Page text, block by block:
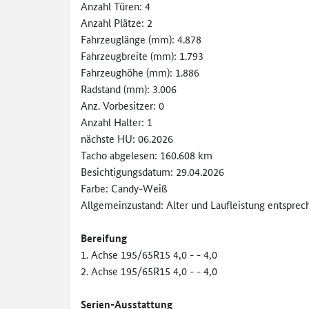
Anzahl Türen: 4
Anzahl Plätze: 2
Fahrzeuglänge (mm): 4.878
Fahrzeugbreite (mm): 1.793
Fahrzeughöhe (mm): 1.886
Radstand (mm): 3.006
Anz. Vorbesitzer: 0
Anzahl Halter: 1
nächste HU: 06.2026
Tacho abgelesen: 160.608 km
Besichtigungsdatum: 29.04.2026
Farbe: Candy-Weiß
Allgemeinzustand: Alter und Laufleistung
Bereifung
1. Achse 195/65R15 4,0 - - 4,0
2. Achse 195/65R15 4,0 - - 4,0
Serien-Ausstattung